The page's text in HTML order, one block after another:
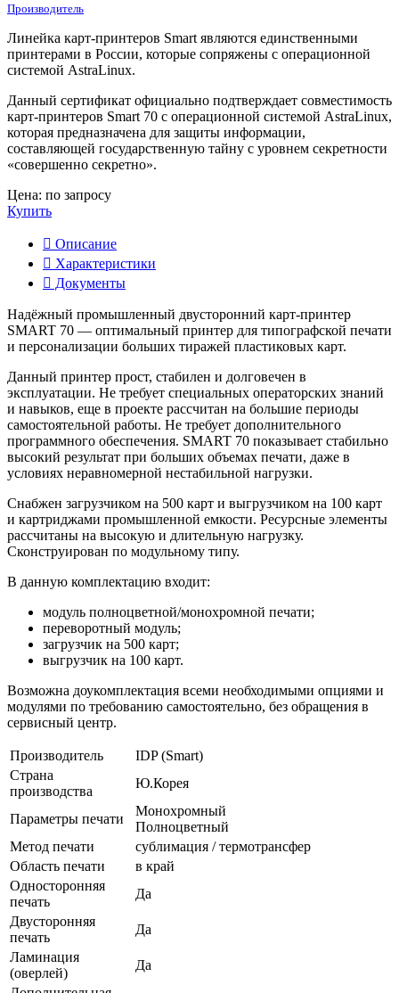
Производитель
Линейка карт-принтеров Smart являются единственными
принтерами в России, которые сопряжены с операционной
системой AstraLinux.
Данный сертификат официально подтверждает совместимость
карт-принтеров Smart 70 с операционной системой AstraLinux,
которая предназначена для защиты информации,
составляющей государственную тайну с уровнем секретности
«совершенно секретно».
Цена: по запросу
Купить
Описание
Характеристики
Документы
Надёжный промышленный двусторонний карт-принтер
SMART 70 — оптимальный принтер для типографской печати
и персонализации больших тиражей пластиковых карт.
Данный принтер прост, стабилен и долговечен в
эксплуатации. Не требует специальных операторских знаний
и навыков, еще в проекте рассчитан на большие периоды
самостоятельной работы. Не требует дополнительного
программного обеспечения. SMART 70 показывает стабильно
высокий результат при больших объемах печати, даже в
условиях неравномерной нестабильной нагрузки.
Снабжен загрузчиком на 500 карт и выгрузчиком на 100 карт
и картриджами промышленной емкости. Ресурсные элементы
рассчитаны на высокую и длительную нагрузку.
Сконструирован по модульному типу.
В данную комплектацию входит:
модуль полноцветной/монохромной печати;
переворотный модуль;
загрузчик на 500 карт;
выгрузчик на 100 карт.
Возможна доукомплектация всеми необходимыми опциями и
модулями по требованию самостоятельно, без обращения в
сервисный центр.
Производитель
IDP (Smart)
Страна
производства
Ю.Корея
Параметры печати
Монохромный
Полноцветный
Метод печати
сублимация / термотрансфер
Область печати
в край
Односторонняя
печать
Да
Двусторонняя
печать
Да
Ламинация
(оверлей)
Да